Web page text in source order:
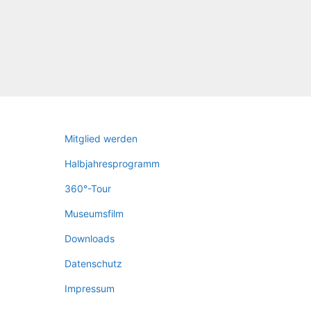
Mit­glied werden
Halb­jah­res­pro­gramm
360°-Tour
Muse­ums­film
Down­loads
Daten­schutz
Impres­sum